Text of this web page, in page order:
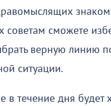
советам сможете
верную линию
ситуации.
в течение дня